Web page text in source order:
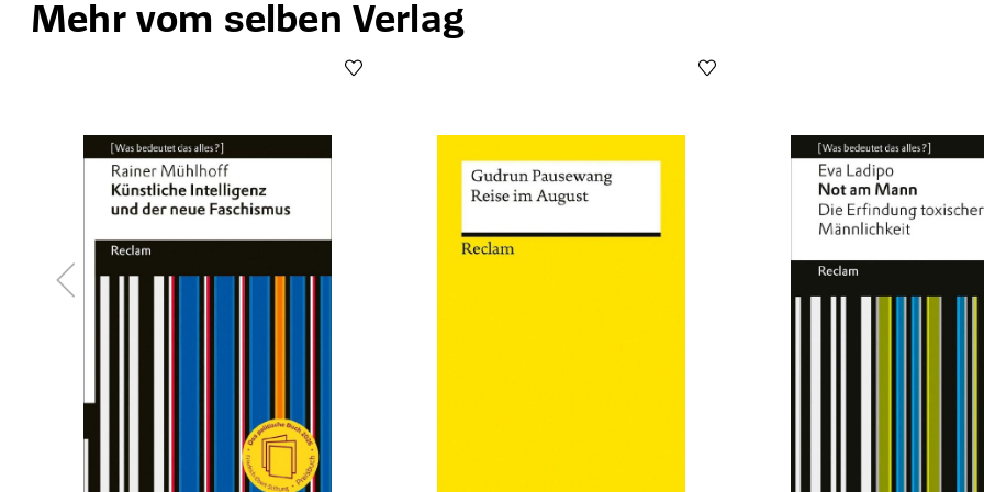
Produktgalerie überspringen
Mehr vom selben Verlag